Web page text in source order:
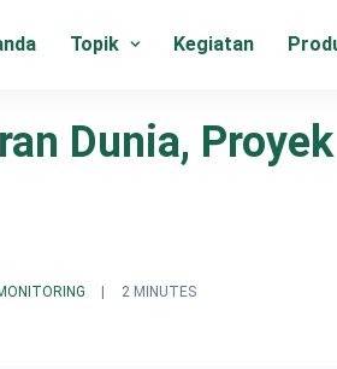
Topik Kegiatan
Dunia,
2 MINUTES